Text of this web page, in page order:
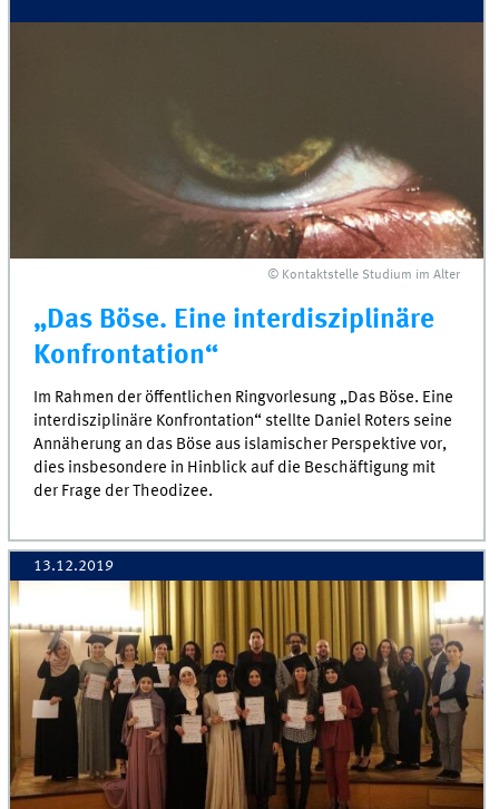
© Kontaktstelle Studium im Alter
„Das Böse. Eine interdisziplinäre
Konfrontation“
Im Rahmen der öffentlichen Ringvorlesung „Das Böse. Eine
interdisziplinäre Konfrontation“ stellte Daniel Roters seine
Annäherung an das Böse aus islamischer Perspektive vor,
dies insbesondere in Hinblick auf die Beschäftigung mit
der Frage der Theodizee.
13.12.2019